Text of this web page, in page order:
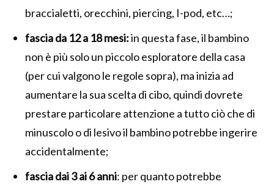
braccialetti, orecchini, piercing, I-pod, etc…;
fascia da 12 a 18 mesi:in questa fase, il bambino
non è più solo un piccolo esploratore della casa
(per cui valgono le regole sopra), ma inizia ad
aumentare la sua scelta di cibo, quindi dovrete
prestare particolare attenzione a tutto ciò che di
minuscolo o di lesivo il bambino potrebbe ingerire
accidentalmente;
fascia dai 3 ai 6 anni: per quanto potrebbe